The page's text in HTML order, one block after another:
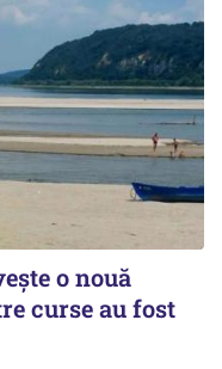
o nouă
curse au fost